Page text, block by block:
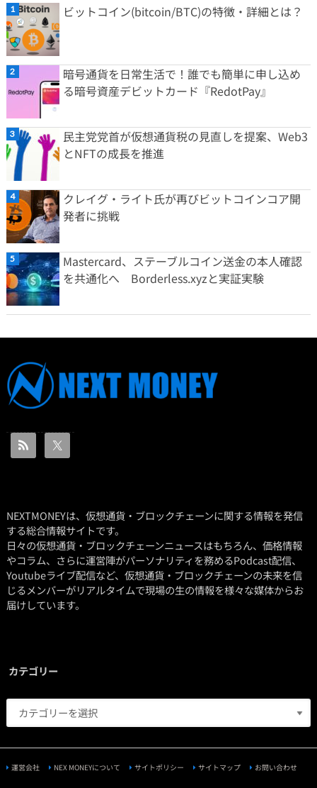
ビットコイン(bitcoin/BTC)の特徴・詳細とは？
暗号通貨を日常生活で！誰でも簡単に申し込め
る暗号資産デビットカード『RedotPay』
民主党党首が仮想通貨税の見直しを提案、Web3
とNFTの成長を推進
クレイグ・ライト氏が再びビットコインコア開
発者に挑戦
Mastercard、ステーブルコイン送金の本人確認
を共通化へ Borderless.xyzと実証実験
NEXTMONEYは、仮想通貨・ブロックチェーンに関する情報を発信
する総合情報サイトです。
日々の仮想通貨・ブロックチェーンニュースはもちろん、価格情報
やコラム、さらに運営陣がパーソナリティを務めるPodcast配信、
Youtubeライブ配信など、仮想通貨・ブロックチェーンの未来を信
じるメンバーがリアルタイムで現場の生の情報を様々な媒体からお
届けしています。
カテゴリー
運営会社 NEX MONEYについて サイトポリシー サイトマップ お問い合わせ